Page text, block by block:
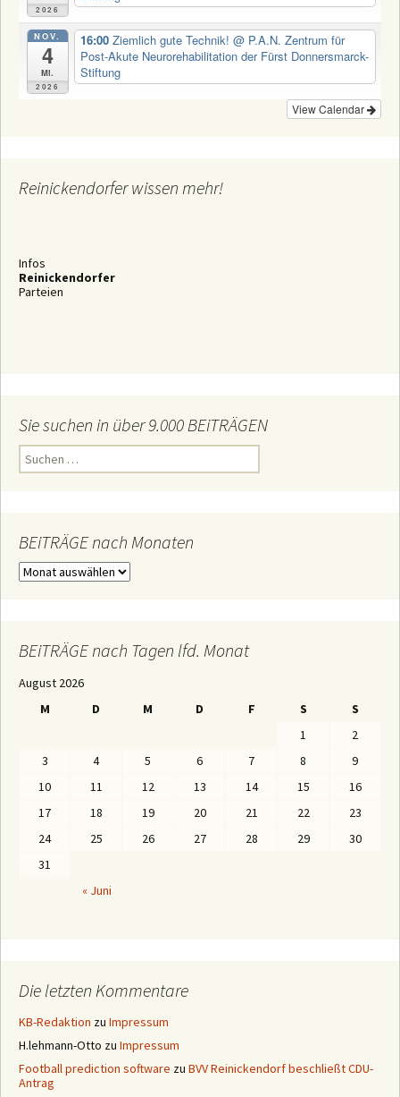
2026
NOV.
4
Mi.
2026
16:00 Ziemlich gute Technik! @ P.A.N. Zentrum für
Post-Akute Neurorehabilitation der Fürst Donnersmarck-
Stiftung
View Calendar
Reinickendorfer wissen mehr!
Infos
Reinickendorfer
Parteien
Sie suchen in über 9.000 BEiTRÄGEN
n
a
c
h
BEiTRÄGE nach Monaten
B
E
G
n
BEiTRÄGE nach Tagen lfd. Monat
August 2026
M
D M D F S S
« Juni
1
2
3
4 5 6 7 8
9
10
11 12 13 14 15
16
17
18 19 20 21 22
23
24
25 26 27 28 29
30
31
Die letzten Kommentare
KB-Redaktion zu Impressum
H.lehmann-Otto zu Impressum
Football prediction software zu BVV Reinickendorf beschließt CDU-
Antrag